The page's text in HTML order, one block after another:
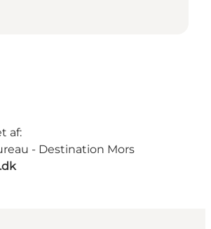
af:
- Destination Mors